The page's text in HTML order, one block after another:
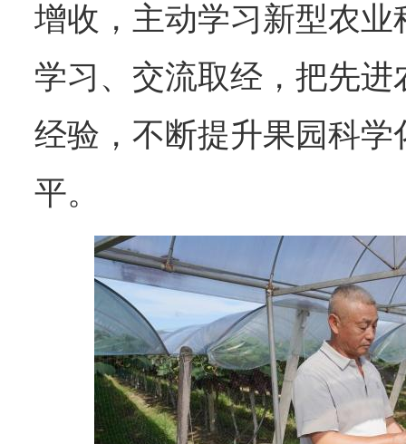
增收，主动学习新型农
学习、交流取经，把先
经验，不断提升果园科
平。